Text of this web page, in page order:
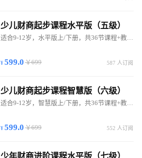
少儿财商起步课程水平版（五级）
适合9-12岁，水平版上/下册，共36节课程+教材作业
599.0 ￥699 587 人订阅
少儿财商起步课程智慧版（六级）
适合9-12岁，智慧版上/下册，共36节课程+教材作业+测评证书
599.0 ￥699 552 人订阅